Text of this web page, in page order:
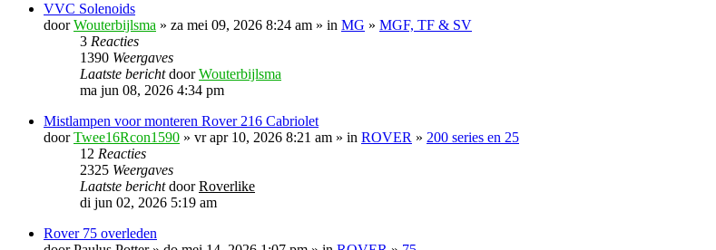
VVC Solenoids
doorWouterbijlsma » za mei 09, 2026 8:24 am » in MG » MGF, TF & SV
3 Reacties
1390 Weergaves
Laatste berichtdoorWouterbijlsma
ma jun 08, 2026 4:34 pm
Mistlampen voor monteren Rover 216 Cabriolet
doorTwee16Rcon1590 » vr apr 10, 2026 8:21 am » in ROVER » 200 series en 25
12 Reacties
2325 Weergaves
Laatste berichtdoorRoverlike
di jun 02, 2026 5:19 am
Rover 75 overleden